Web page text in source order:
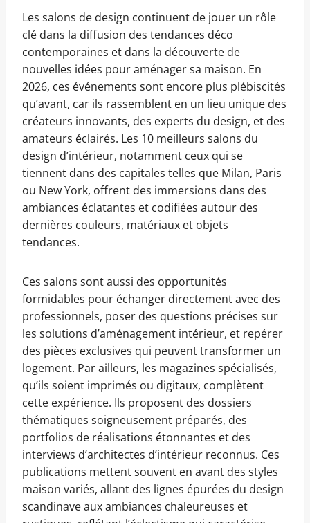
Les salons de design continuent de jouer un rôle
clé dans la diffusion des tendances déco
contemporaines et dans la découverte de
nouvelles idées pour aménager sa maison. En
2026, ces événements sont encore plus plébiscités
qu’avant, car ils rassemblent en un lieu unique des
créateurs innovants, des experts du design, et des
amateurs éclairés. Les 10 meilleurs salons du
design d’intérieur, notamment ceux qui se
tiennent dans des capitales telles que Milan, Paris
ou New York, offrent des immersions dans des
ambiances éclatantes et codifiées autour des
dernières couleurs, matériaux et objets
tendances.
Ces salons sont aussi des opportunités
formidables pour échanger directement avec des
professionnels, poser des questions précises sur
les solutions d’aménagement intérieur, et repérer
des pièces exclusives qui peuvent transformer un
logement. Par ailleurs, les magazines spécialisés,
qu’ils soient imprimés ou digitaux, complètent
cette expérience. Ils proposent des dossiers
thématiques soigneusement préparés, des
portfolios de réalisations étonnantes et des
interviews d’architectes d’intérieur reconnus. Ces
publications mettent souvent en avant des styles
maison variés, allant des lignes épurées du design
scandinave aux ambiances chaleureuses et